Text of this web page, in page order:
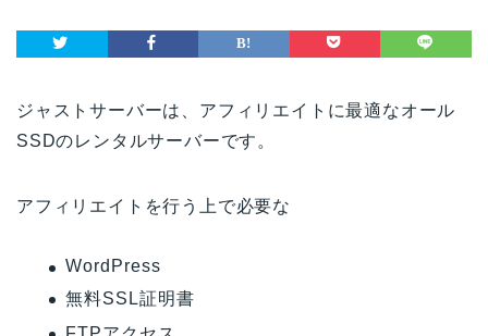
ジャストサーバーは、アフィリエイトに最適なオール
SSDのレンタルサーバーです。
アフィリエイトを行う上で必要な
WordPress
無料SSL証明書